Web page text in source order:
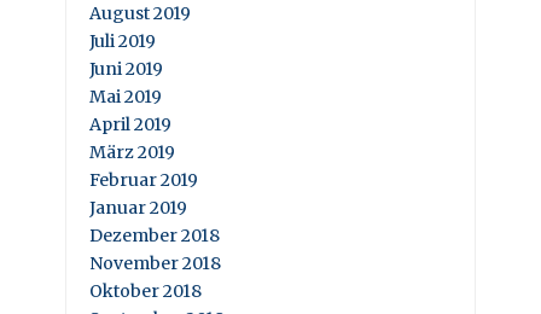
August 2019
Juli 2019
Juni 2019
Mai 2019
April 2019
März 2019
Februar 2019
Januar 2019
Dezember 2018
November 2018
Oktober 2018